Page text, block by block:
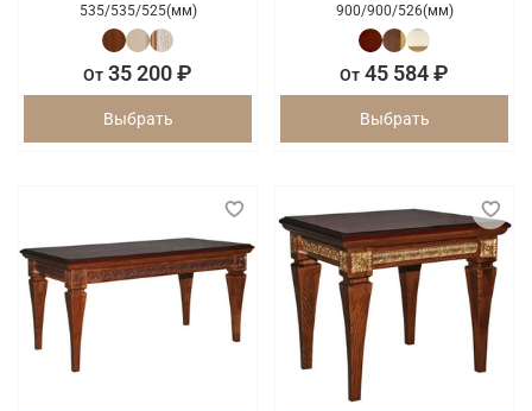
535/535/525(мм)
От 35 200 ₽
Выбрать
900/900/526(мм)
От 45 584 ₽
Выбрать